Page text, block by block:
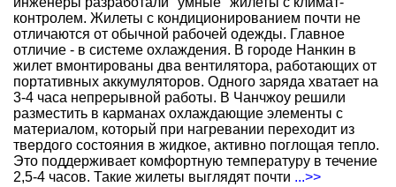
контролем. Жилеты с кондиционированием почти не
отличаются от обычной рабочей одежды. Главное
отличие - в системе охлаждения. В городе Нанкин в
жилет вмонтированы два вентилятора, работающих от
портативных аккумуляторов. Одного заряда хватает на
3-4 часа непрерывной работы. В Чанчжоу решили
разместить в карманах охлаждающие элементы с
материалом, который при нагревании переходит из
твердого состояния в жидкое, активно поглощая тепло.
Это поддерживает комфортную температуру в течение
2,5-4 часов. Такие жилеты выглядят почти ...>>